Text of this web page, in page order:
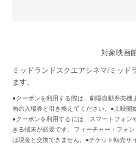
対象映画
ミッドランドスクエアシネマ/ミッド
ます。
●クーポンを利用する際は、劇場自動券売
画の入場券と引き換えてください。●上映開
●クーポンを利用するには、スマートフォ
きる端末が必要です。フィーチャー・フォ
は現金と交換できません。●チケット転売サ